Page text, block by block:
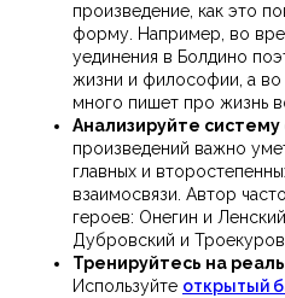
произведение, как это
форму. Например, во
уединения в Болдино
жизни и философии, а во
много пишет про жизнь
Анализируйте систему
произведений важно
главных и
взаимосвязи. Автор
героев: Онегин и
Дубровский и
Тренируйтесь на
Используйте открытый